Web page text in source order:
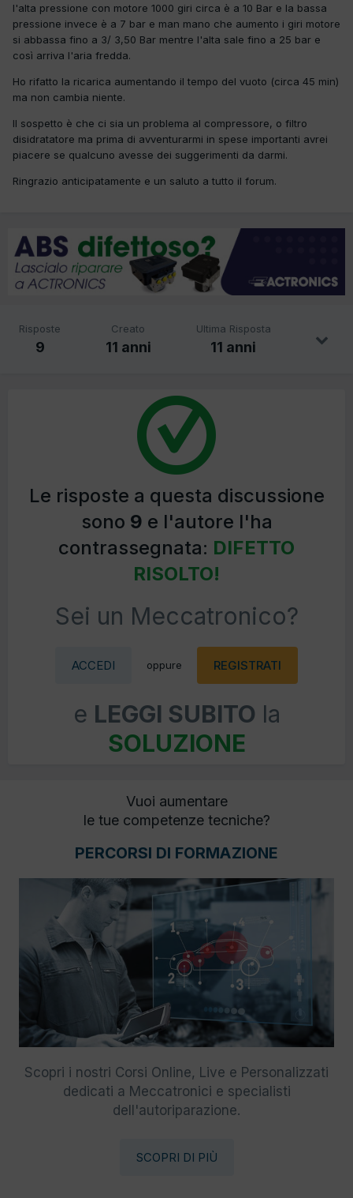
l'alta pressione con motore 1000 giri circa è a 10 Bar e la bassa
pressione invece è a 7 bar e man mano che aumento i giri motore
si abbassa fino a 3/ 3,50 Bar mentre l'alta sale fino a 25 bar e
così arriva l'aria fredda.
Ho rifatto la ricarica aumentando il tempo del vuoto (circa 45 min)
ma non cambia niente.
Il sospetto è che ci sia un problema al compressore, o filtro
disidratatore ma prima di avventurarmi in spese importanti avrei
piacere se qualcuno avesse dei suggerimenti da darmi.
Ringrazio anticipatamente e un saluto a tutto il forum.
Risposte
9
Creato
11 anni
Ultima Risposta
11 anni
Le risposte a questa discussione
sono 9 e l'autore l'ha
contrassegnata: DIFETTO
RISOLTO!
Sei un Meccatronico?
ACCEDI oppure REGISTRATI
e LEGGI SUBITO la
SOLUZIONE
Vuoi aumentare
le tue competenze tecniche?
PERCORSI DI FORMAZIONE
Scopri i nostri Corsi Online, Live e Personalizzati
dedicati a Meccatronici e specialisti
dell'autoriparazione.
SCOPRI DI PIÙ